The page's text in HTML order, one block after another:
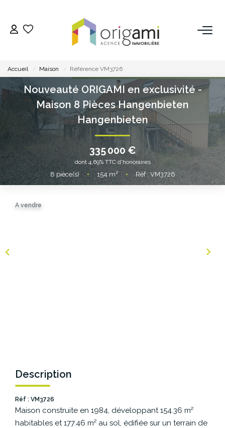
ACHETER
LOUER
VENDRE
Pourquoi Nous Choisir ?
Nos Biens Vendus
ESPACE VENDEUR
Accueil Maison Référence VM3726
Nouveauté ORIGAMI en exclusivité -
Maison 8 Pièces Hangenbieten
Hangenbieten
335 000 €
dont 4,69% TTC d'honoraires
8pièce(s) • 154m² • Réf : VM3726
A vendre
Description
Réf : VM3726
Maison construite en 1984, développant 154.36 m²
habitables et 177.46 m² au sol, édifiée sur un terrain de